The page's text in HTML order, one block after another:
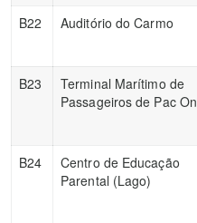
B22 Auditório do Carmo
B23
Terminal Marítimo de
Passageiros de Pac On
B24
Centro de Educação
Parental (Lago)